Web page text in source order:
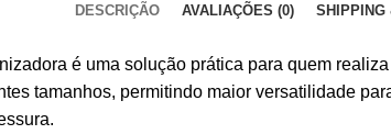
DESCRIÇÃO AVALIAÇÕES (0) SHIPPING
é uma solução prática para quem
tamanhos, permitindo maior versatilidade